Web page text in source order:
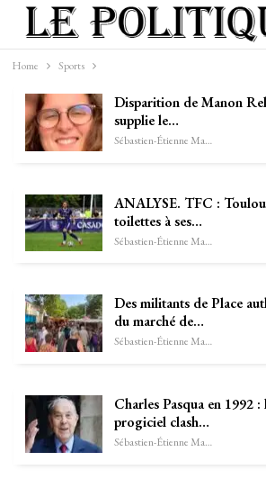
Home Sports
Disparition de Manon
supplie le…
Sébastien-Étienne Marechal
ANALYSE. TFC :
toilettes à ses…
Sébastien-Étienne Marechal
Des militants de Place
du marché de…
Sébastien-Étienne Marechal
Charles Pasqua en 1992 :
progiciel clash…
Sébastien-Étienne Marechal